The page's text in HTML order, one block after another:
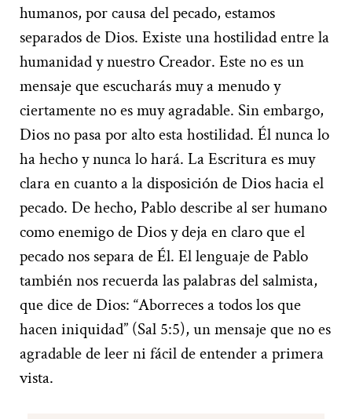
humanos, por causa del pecado, estamos
separados de Dios. Existe una hostilidad entre la
humanidad y nuestro Creador. Este no es un
mensaje que escucharás muy a menudo y
ciertamente no es muy agradable. Sin embargo,
Dios no pasa por alto esta hostilidad. Él nunca lo
ha hecho y nunca lo hará. La Escritura es muy
clara en cuanto a la disposición de Dios hacia el
pecado. De hecho, Pablo describe al ser humano
como enemigo de Dios y deja en claro que el
pecado nos separa de Él. El lenguaje de Pablo
también nos recuerda las palabras del salmista,
que dice de Dios: “Aborreces a todos los que
hacen iniquidad” (Sal 5:5), un mensaje que no es
agradable de leer ni fácil de entender a primera
vista.